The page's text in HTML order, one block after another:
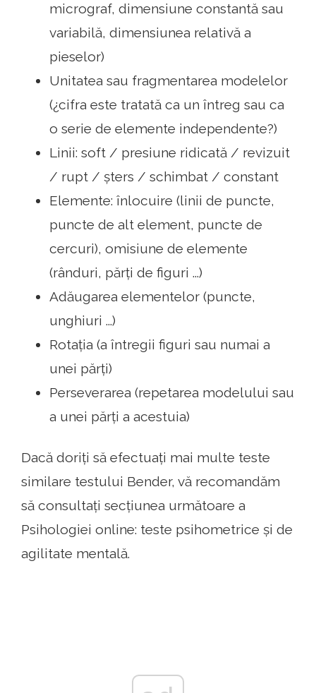
micrograf, dimensiune constantă sau
variabilă, dimensiunea relativă a
pieselor)
Unitatea sau fragmentarea modelelor
(¿cifra este tratată ca un întreg sau ca
o serie de elemente independente?)
Linii: soft / presiune ridicată / revizuit
/ rupt / șters / schimbat / constant
Elemente: înlocuire (linii de puncte,
puncte de alt element, puncte de
cercuri), omisiune de elemente
(rânduri, părți de figuri ...)
Adăugarea elementelor (puncte,
unghiuri ...)
Rotația (a întregii figuri sau numai a
unei părți)
Perseverarea (repetarea modelului sau
a unei părți a acestuia)
Dacă doriți să efectuați mai multe teste
similare testului Bender, vă recomandăm
să consultați secțiunea următoare a
Psihologiei online: teste psihometrice și de
agilitate mentală.